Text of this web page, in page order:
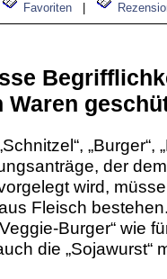
Favoriten
der
wird,
Fleisch
Burger“ wie
die „Sojawurst“